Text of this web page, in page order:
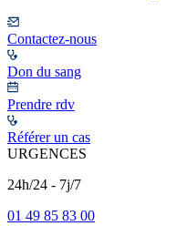
Contactez-nous
Don du sang
Prendre rdv
Référer un cas
URGENCES
24h/24 - 7j/7
01 49 85 83 00